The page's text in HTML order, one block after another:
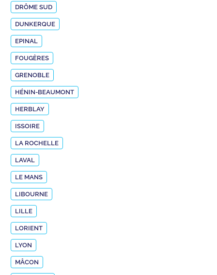
DRÔME SUD
DUNKERQUE
EPINAL
FOUGÈRES
GRENOBLE
HÉNIN-BEAUMONT
HERBLAY
ISSOIRE
LA ROCHELLE
LAVAL
LE MANS
LIBOURNE
LILLE
LORIENT
LYON
MÂCON